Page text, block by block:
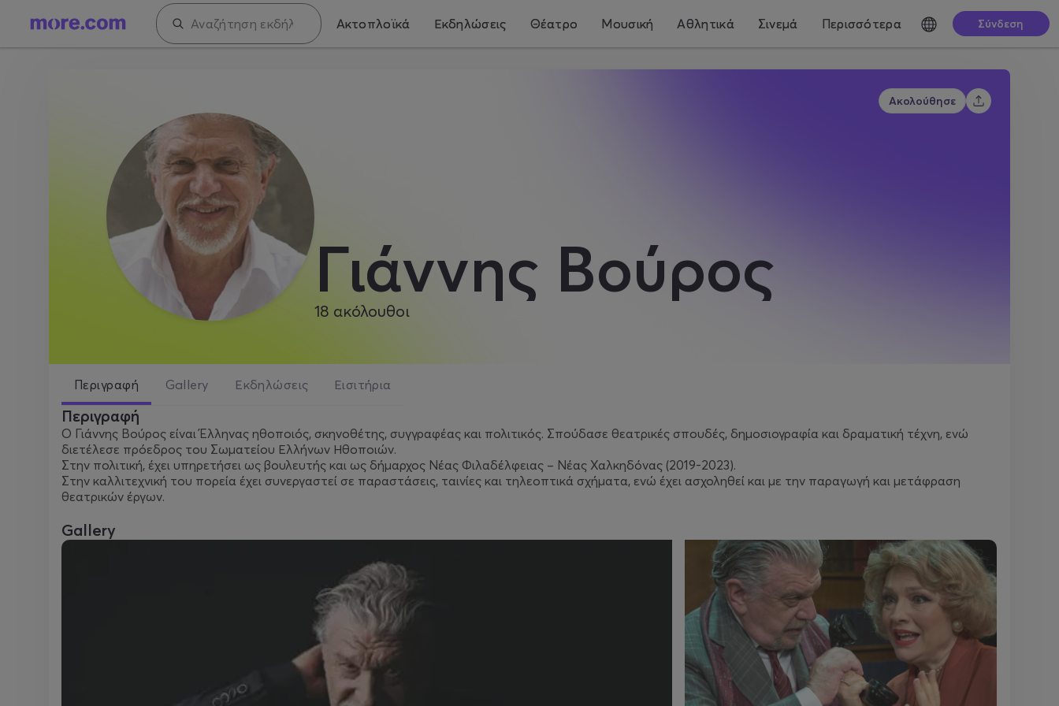
Ακτοπλοϊκά Εκδηλώσεις Θέατρο Μουσική Αθλητικά Σινεμά Περισσότερα Σύνδεση
Γιάννης Βούρος
18 ακόλουθοι
Ακολούθησε
Περιγραφή Gallery Εκδηλώσεις Εισιτήρια
Περιγραφή
Ο Γιάννης Βούρος είναι Έλληνας ηθοποιός, σκηνοθέτης, συγγραφέας και πολιτικός. Σπούδασε θεατρικές σπουδές, δημοσιογραφία και δραματική τέχνη, ενώ
διετέλεσε πρόεδρος του Σωματείου Ελλήνων Ηθοποιών.
Στην πολιτική, έχει υπηρετήσει ως βουλευτής και ως δήμαρχος Νέας Φιλαδέλφειας – Νέας Χαλκηδόνας (2019-2023).
Στην καλλιτεχνική του πορεία έχει συνεργαστεί σε παραστάσεις, ταινίες και τηλεοπτικά σχήματα, ενώ έχει ασχοληθεί και με την παραγωγή και μετάφραση
θεατρικών έργων.
Gallery